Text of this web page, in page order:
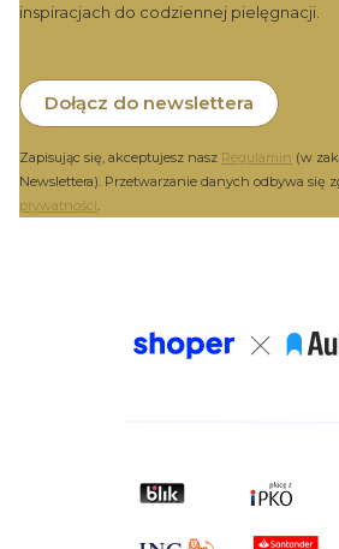
inspiracjach do codziennej pielęgnacji.
Dołącz do newslettera
Zapisując się, akceptujesz nasz Regulamin (w
Newslettera). Przetwarzanie danych odbywa się
prywatności.